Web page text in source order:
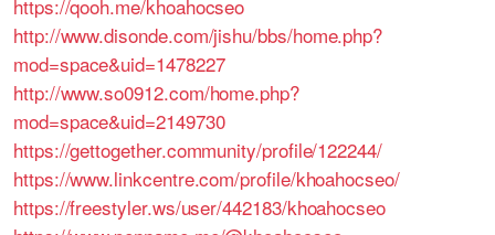
https://qooh.me/khoahocseo
http://www.disonde.com/jishu/bbs/home.php?
mod=space&uid=1478227
http://www.so0912.com/home.php?
mod=space&uid=2149730
https://gettogether.community/profile/122244/
https://www.linkcentre.com/profile/khoahocseo/
https://freestyler.ws/user/442183/khoahocseo